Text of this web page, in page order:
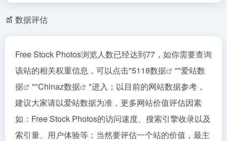
数据评估
Free Stock Photos浏览人数已经达到77，如你需要查询
该站的相关权重信息，可以点击"5118数据 ""爱站数
据
""Chinaz数据
"进入；以目前的网站数据参考，
建议大家请以爱站数据为准，更多网站价值评估因素
如：Free Stock Photos的访问速度、搜索引擎收录以及
索引量、用户体验等；当然要评估一个站的价值，最主